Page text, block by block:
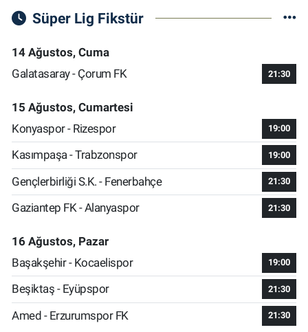
Süper Lig Fikstür
14 Ağustos, Cuma
Galatasaray - Çorum FK
21:30
15 Ağustos, Cumartesi
Konyaspor - Rizespor
19:00
Kasımpaşa - Trabzonspor 19:00
Gençlerbirliği S.K. - Fenerbahçe 21:30
Gaziantep FK - Alanyaspor 21:30
16 Ağustos, Pazar
Başakşehir - Kocaelispor
19:00
Beşiktaş - Eyüpspor 21:30
Amed - Erzurumspor FK 21:30